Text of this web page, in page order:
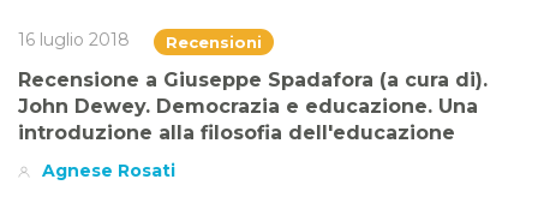
16 luglio 2018 Recensioni
Recensione a Giuseppe Spadafora (a cura di).
John Dewey. Democrazia e educazione. Una
introduzione alla filosofia dell'educazione
Agnese Rosati